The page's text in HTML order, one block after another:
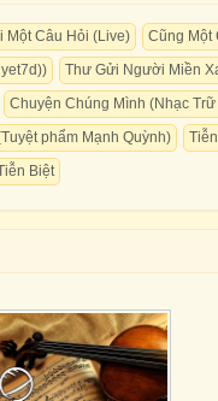
Một Câu Hỏi (Live)
Cũng Một
Thư Gửi Người Miền
Chuyện Chúng Mình (Nhạc
phẩm Mạnh Quỳnh)
Biệt